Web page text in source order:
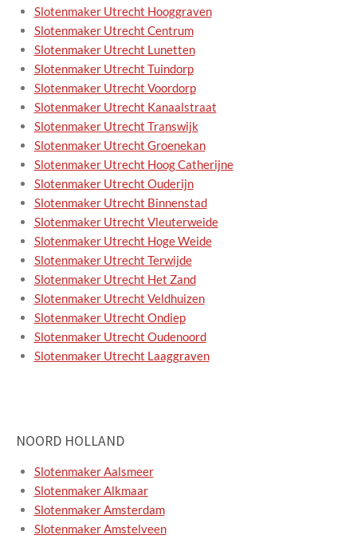
Slotenmaker Utrecht Hooggraven
Slotenmaker Utrecht Centrum
Slotenmaker Utrecht Lunetten
Slotenmaker Utrecht Tuindorp
Slotenmaker Utrecht Voordorp
Slotenmaker Utrecht Kanaalstraat
Slotenmaker Utrecht Transwijk
Slotenmaker Utrecht Groenekan
Slotenmaker Utrecht Hoog Catherijne
Slotenmaker Utrecht Ouderijn
Slotenmaker Utrecht Binnenstad
Slotenmaker Utrecht Vleuterweide
Slotenmaker Utrecht Hoge Weide
Slotenmaker Utrecht Terwijde
Slotenmaker Utrecht Het Zand
Slotenmaker Utrecht Veldhuizen
Slotenmaker Utrecht Ondiep
Slotenmaker Utrecht Oudenoord
Slotenmaker Utrecht Laaggraven
NOORD HOLLAND
Slotenmaker Aalsmeer
Slotenmaker Alkmaar
Slotenmaker Amsterdam
Slotenmaker Amstelveen